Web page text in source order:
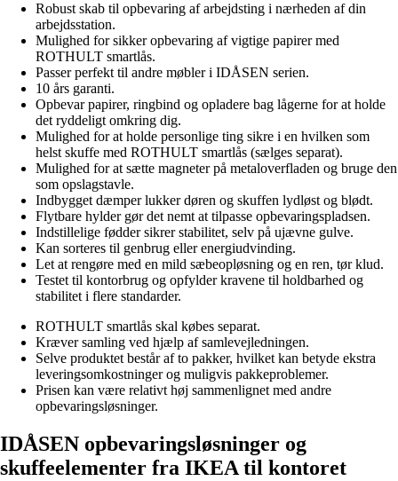
Robust skab til opbevaring af arbejdsting i nærheden af din
arbejdsstation.
Mulighed for sikker opbevaring af vigtige papirer med
ROTHULT smartlås.
Passer perfekt til andre møbler i IDÅSEN serien.
10 års garanti.
Opbevar papirer, ringbind og opladere bag lågerne for at holde
det ryddeligt omkring dig.
Mulighed for at holde personlige ting sikre i en hvilken som
helst skuffe med ROTHULT smartlås (sælges separat).
Mulighed for at sætte magneter på metaloverfladen og bruge den
som opslagstavle.
Indbygget dæmper lukker døren og skuffen lydløst og blødt.
Flytbare hylder gør det nemt at tilpasse opbevaringspladsen.
Indstillelige fødder sikrer stabilitet, selv på ujævne gulve.
Kan sorteres til genbrug eller energiudvinding.
Let at rengøre med en mild sæbeopløsning og en ren, tør klud.
Testet til kontorbrug og opfylder kravene til holdbarhed og
stabilitet i flere standarder.
ROTHULT smartlås skal købes separat.
Kræver samling ved hjælp af samlevejledningen.
Selve produktet består af to pakker, hvilket kan betyde ekstra
leveringsomkostninger og muligvis pakkeproblemer.
Prisen kan være relativt høj sammenlignet med andre
opbevaringsløsninger.
IDÅSEN opbevaringsløsninger og
skuffeelementer fra IKEA til kontoret